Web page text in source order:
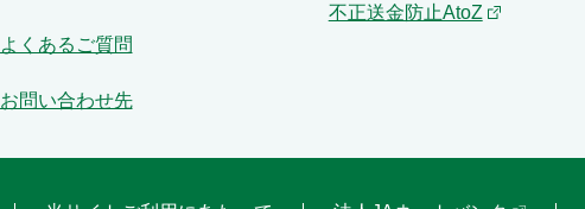
よくあるご質問
お問い合わせ先
不正送金防止AtoZ